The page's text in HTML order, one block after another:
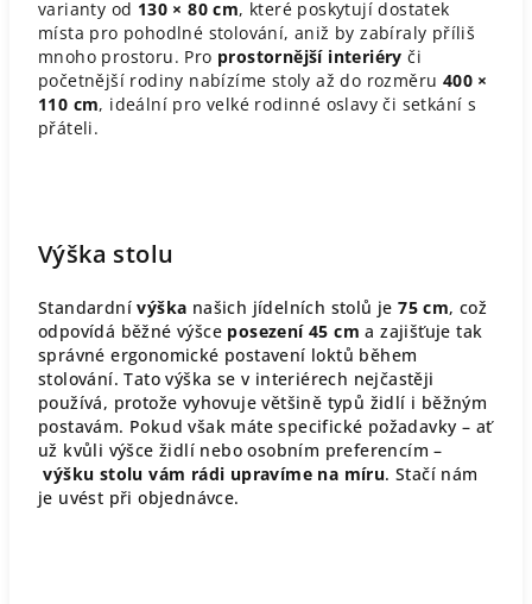
varianty od 130 × 80 cm, které poskytují dostatek
místa pro pohodlné stolování, aniž by zabíraly příliš
mnoho prostoru. Pro prostornější interiéry či
početnější rodiny nabízíme stoly až do rozměru 400 ×
110 cm, ideální pro velké rodinné oslavy či setkání s
přáteli.​
Výška stolu
Standardnívýška našich jídelních stolů je 75 cm, což
odpovídá běžné výšce posezení 45 cm a zajišťuje tak
správné ergonomické postavení loktů během
stolování. Tato výška se v interiérech nejčastěji
používá, protože vyhovuje většině typů židlí i běžným
postavám. Pokud však máte specifické požadavky – ať
už kvůli výšce židlí nebo osobním preferencím –
výšku stolu vám rádi upravíme na míru. Stačí nám
je uvést při objednávce.